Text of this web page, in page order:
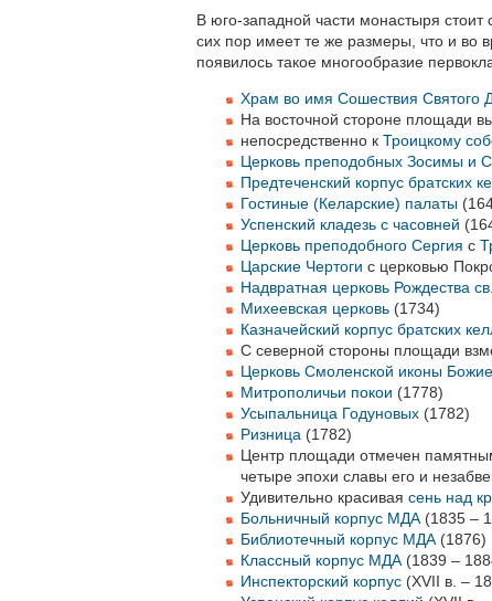
В юго-западной части монастыря
сих пор имеет те же размеры, что и во
появилось такое многообразие
Храм во имя Сошествия Святого
На восточной стороне площади
непосредственно к Троицкому
Церковь преподобных Зосимы и
Предтеченский корпус братских
Гостиные (Келарские) палаты
Успенский кладезь с часовней
Церковь преподобного Сергия с
Царские Чертоги с церковью
Надвратная церковь Рождества
Михеевская церковь (1734)
Казначейский корпус братских
С северной стороны площади
Церковь Смоленской иконы
Митрополичьи покои (1778)
Усыпальница Годуновых (1782)
Ризница (1782)
Центр площади отмечен
четыре эпохи славы его и
Удивительно красивая сень над
Больничный корпус МДА (1835 –
Библиотечный корпус МДА (1876)
Классный корпус МДА(1839 –
Инспекторский корпус (XVII в. –